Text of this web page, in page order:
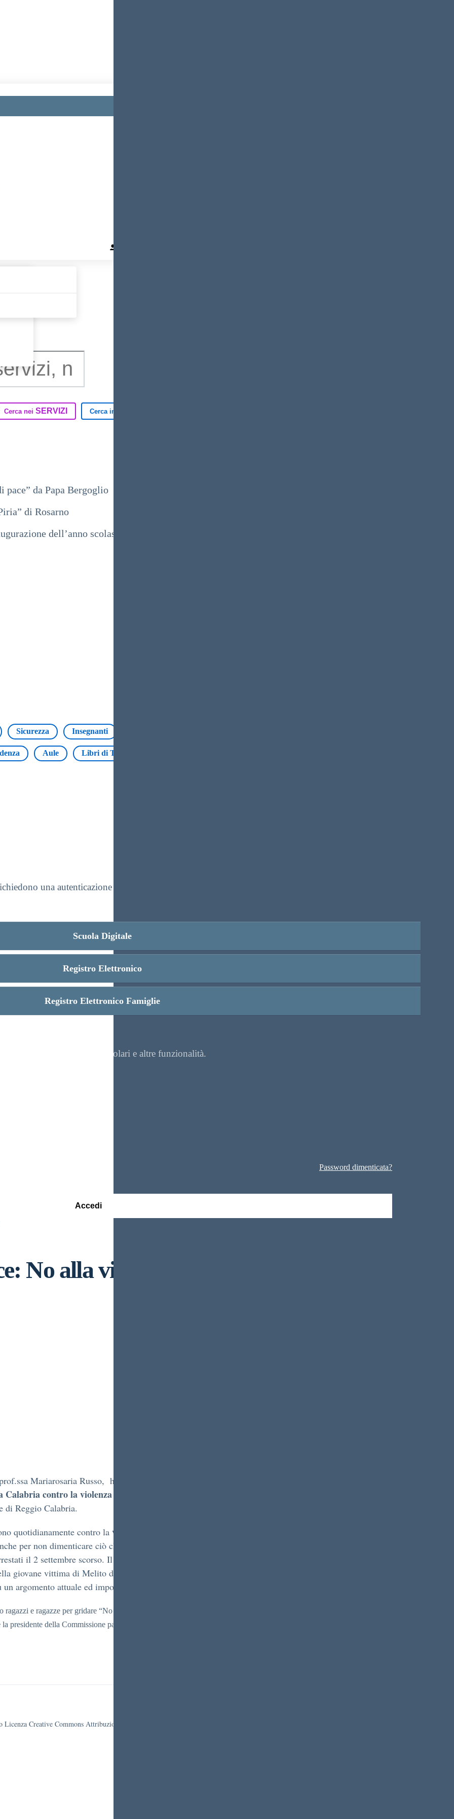
Cerca nei SERVIZI Cerca in
pace” da Papa Bergoglio
di Rosarno
dell’anno scolastico a Ponticelli Con il Presidente della Repubblica Mattarella
Sicurezza Insegnanti
Aule Libri di Testo
una autenticazione personale.
Scuola Digitale
Registro Elettronico
Registro Elettronico Famiglie
contenuti, visualizzare circolari e altre funzionalità.
Password dimenticata?
Accedi
No alla violenza alle donne!
Mariarosaria Russo, ha gridato il suo No alla violenza alle donne durante la manifestazione
Calabria contro la violenza sulle donne
di Reggio Calabria.
quotidianamente contro la violenza sulle donne
per non dimenticare ciò che è accaduto alla giovane ragazza di Melito Porto Salvo
il 2 settembre scorso. Il presidente Mario Oliverio ha dichiarato: “Dalla Calabria può partire un
giovane vittima di Melito di Porto Salvo e della sua famiglia. Vogliamo rendere noto a tutti il volto di
argomento attuale ed importante”
e ragazze per gridare “No alla violenza sulle donne” e figure politiche molto importanti a livello nazionale come il
presidente della Commissione parlamentare antimafia Rosy Bindi.
Creative Commons Attribuzione 4.0 Italia.